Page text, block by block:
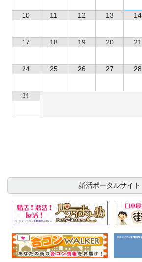
10 11 12 13 14
17 18 19 20 21
24 25 26 27 28
31
婚活ポータルサイト